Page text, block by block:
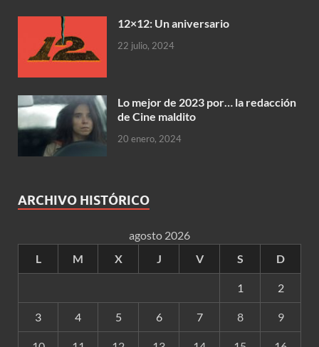
12×12: Un aniversario
22 julio, 2024
Lo mejor de 2023 por… la redacción
de Cine maldito
20 enero, 2024
ARCHIVO HISTÓRICO
agosto 2026
L
M X J V S D
1 2
3 4 5 6 7 8 9